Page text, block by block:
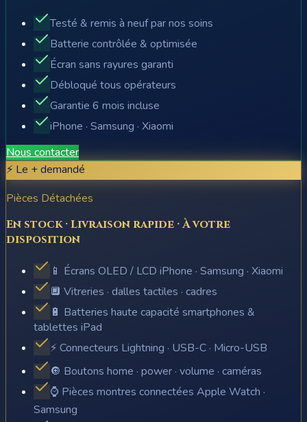
Testé & remis à neuf par nos soins
Batterie contrôlée & optimisée
Écran sans rayures garanti
Débloqué tous opérateurs
Garantie 6 mois incluse
iPhone · Samsung · Xiaomi
Nous contacter
⚡ Le + demandé
Pièces Détachées
En stock · Livraison rapide · À votre
disposition
📱 Écrans OLED / LCD iPhone · Samsung · Xiaomi
🔲 Vitreries · dalles tactiles · cadres
🔋 Batteries haute capacité smartphones &
tablettes iPad
⚡ Connecteurs Lightning · USB-C · Micro-USB
🔘 Boutons home · power · volume · caméras
⌚ Pièces montres connectées Apple Watch ·
Samsung